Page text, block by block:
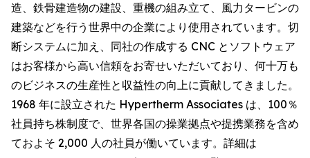
造、鉄骨建造物の建設、重機の組み立て、風力タービンの
建築などを行う世界中の企業により使用されています。切
断システムに加え、同社の作成する CNC とソフトウェア
はお客様から高い信頼をお寄せいただいており、何十万も
のビジネスの生産性と収益性の向上に貢献してきました。
1968 年に設立された Hypertherm Associates は、100％
社員持ち株制度で、世界各国の操業拠点や提携業務を含め
ておよそ 2,000 人の社員が働いています。詳細は